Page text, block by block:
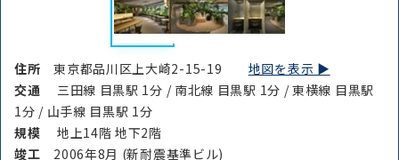
住所東京都品川区上大崎2-15-19 地図を表示 ▶︎
交通
三田線 目黒駅 1分 / 南北線 目黒駅 1分 / 東横線 目黒駅
1分 / 山手線 目黒駅 1分
規模
地上14階 地下2階
竣⼯ 2006年8月 (新耐震基準ビル)